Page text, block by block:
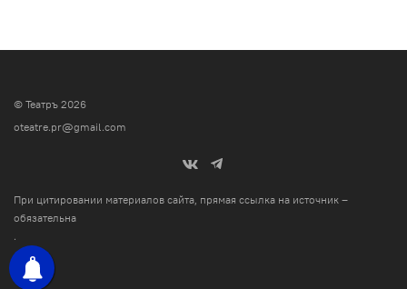
© Театръ 2026
oteatre.pr@gmail.com
При цитировании материалов сайта, прямая ссылка на источник –
обязательна
.